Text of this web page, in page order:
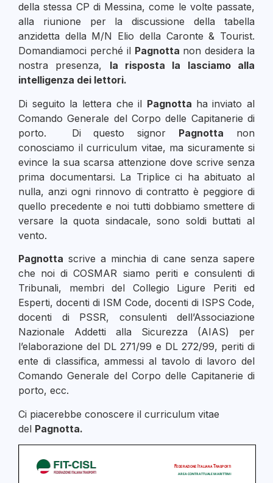
della stessa CP di Messina, come le volte passate,
alla riunione per la discussione della tabella
anzidetta della M/N Elio della Caronte & Tourist.
Domandiamoci perché il Pagnotta non desidera la
nostra presenza, la risposta la lasciamo alla
intelligenza dei lettori.
Di seguito la lettera che il Pagnotta ha inviato al
Comando Generale del Corpo delle Capitanerie di
porto. Di questo signor Pagnotta non
conosciamo il curriculum vitae, ma sicuramente si
evince la sua scarsa attenzione dove scrive senza
prima documentarsi. La Triplice ci ha abituato al
nulla, anzi ogni rinnovo di contratto è peggiore di
quello precedente e noi tutti dobbiamo smettere di
versare la quota sindacale, sono soldi buttati al
vento.
Pagnotta scrive a minchia di cane senza sapere
che noi di COSMAR siamo periti e consulenti di
Tribunali, membri del Collegio Ligure Periti ed
Esperti, docenti di ISM Code, docenti di ISPS Code,
docenti di PSSR, consulenti dell’Associazione
Nazionale Addetti alla Sicurezza (AIAS) per
l’elaborazione del DL 271/99 e DL 272/99, periti di
ente di classifica, ammessi al tavolo di lavoro del
Comando Generale del Corpo delle Capitanerie di
porto, ecc.
Ci piacerebbe conoscere il curriculum vitae
del Pagnotta.